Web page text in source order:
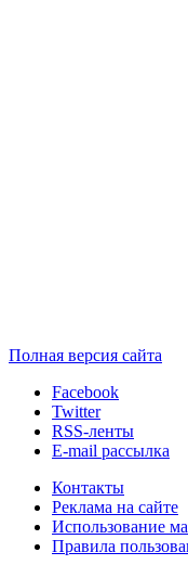
Полная версия сайта
Facebook
Twitter
RSS-ленты
E-mail рассылка
Контакты
Реклама на сайте
Использование
Правила